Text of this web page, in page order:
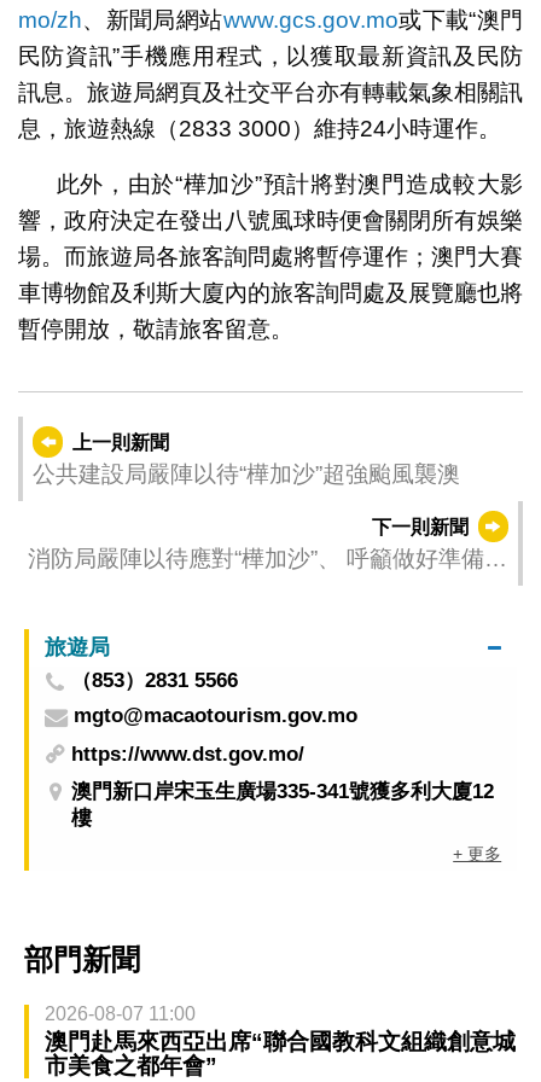
mo/zh、新聞局網站www.gcs.gov.mo或下載“澳門
民防資訊”手機應用程式，以獲取最新資訊及民防
訊息。旅遊局網頁及社交平台亦有轉載氣象相關訊
息，旅遊熱線（2833 3000）維持24小時運作。
此外，由於“樺加沙”預計將對澳門造成較大影
響，政府決定在發出八號風球時便會關閉所有娛樂
場。而旅遊局各旅客詢問處將暫停運作；澳門大賽
車博物館及利斯大廈內的旅客詢問處及展覽廳也將
暫停開放，敬請旅客留意。
上一則新聞
公共建設局嚴陣以待“樺加沙”超強颱風襲澳
下一則新聞
消防局嚴陣以待應對“樺加沙”、 呼籲做好準備共
旅遊局
（853）2831 5566
mgto@macaotourism.gov.mo
https://www.dst.gov.mo/
澳門新口岸宋玉生廣場335-341號獲多利大廈12
樓
+ 更多
部門新聞
2026-08-07 11:00
澳門赴馬來西亞出席“聯合國教科文組織創意城
市美食之都年會”